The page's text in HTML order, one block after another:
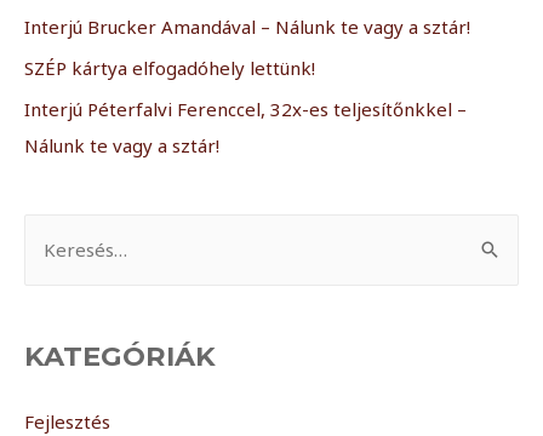
Interjú Brucker Amandával – Nálunk te vagy a sztár!
SZÉP kártya elfogadóhely lettünk!
Interjú Péterfalvi Ferenccel, 32x-es teljesítőnkkel –
Nálunk te vagy a sztár!
KATEGÓRIÁK
Fejlesztés